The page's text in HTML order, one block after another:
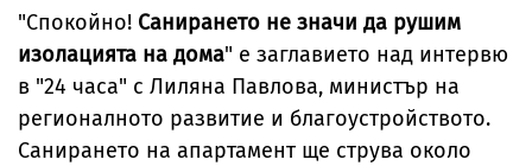
"Спокойно! Санирането не значи да рушим
изолацията на дома" е заглавието над интервю
в "24 часа" с Лиляна Павлова, министър на
регионалното развитие и благоустройството.
Санирането на апартамент ще струва около